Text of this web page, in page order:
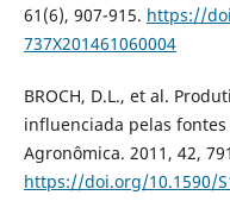
61(6), 907-915. https://
737X201461060004
BROCH, D.L., et al.
influenciada pelas
Agronômica. 2011, 42,
https://doi.org/10.1590/